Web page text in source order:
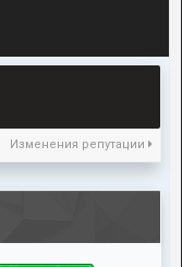
Изменения репутации